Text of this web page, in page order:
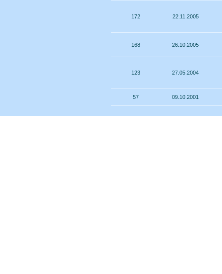
172 22.11.2005
168 26.10.2005
123 27.05.2004
57 09.10.2001